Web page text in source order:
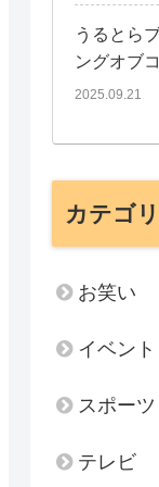
うるとら
ングオブ
2025.09.21
カテゴ
お笑い
イベント
スポーツ
テレビ